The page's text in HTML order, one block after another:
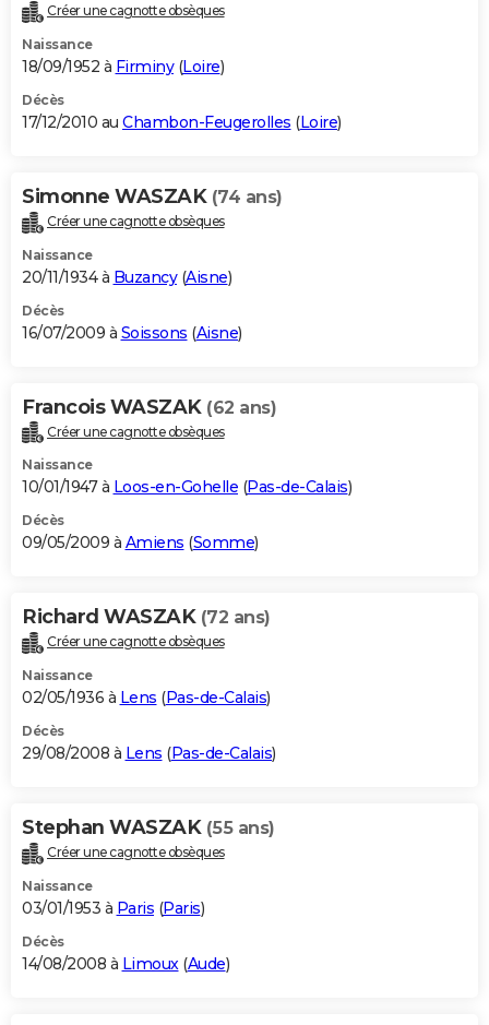
Créer une cagnotte obsèques
Naissance
18/09/1952 à Firminy(Loire)
Décès
17/12/2010 au Chambon-Feugerolles (Loire)
Simonne WASZAK (74 ans)
Créer une cagnotte obsèques
Naissance
20/11/1934 à Buzancy(Aisne)
Décès
16/07/2009 à Soissons (Aisne)
Francois WASZAK (62 ans)
Créer une cagnotte obsèques
Naissance
10/01/1947 à Loos-en-Gohelle (Pas-de-Calais)
Décès
09/05/2009 à Amiens (Somme)
Richard WASZAK (72 ans)
Créer une cagnotte obsèques
Naissance
02/05/1936 à Lens (Pas-de-Calais)
Décès
29/08/2008 à Lens (Pas-de-Calais)
Stephan WASZAK (55 ans)
Créer une cagnotte obsèques
Naissance
03/01/1953 à Paris (Paris)
Décès
14/08/2008 à Limoux(Aude)